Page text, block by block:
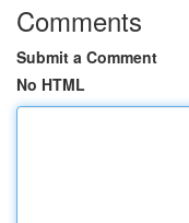
Comments
Submit a Comment
No HTML